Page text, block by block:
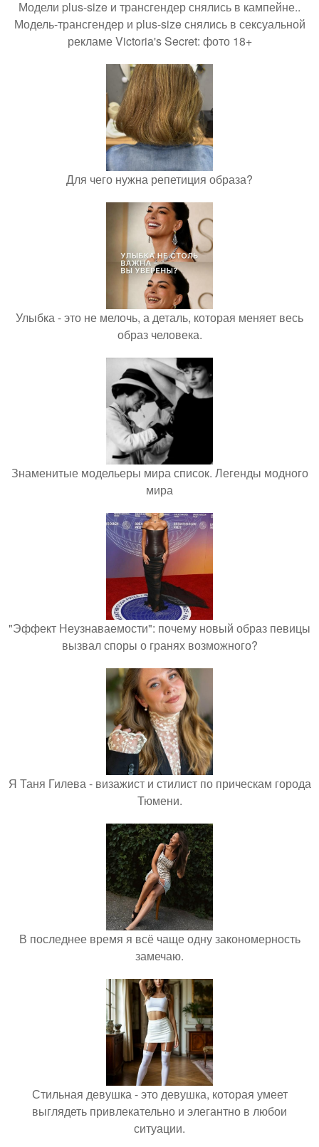
Модели plus-size и трансгендер снялись в кампейне..
Модель-трансгендер и plus-size снялись в сексуальной
рекламе Victoria's Secret: фото 18+
Для чего нужна репетиция образа?
Улыбка - это не мелочь, а деталь, которая меняет весь
образ человека.
Знаменитые модельеры мира список. Легенды модного
мира
"Эффект Неузнаваемости": почему новый образ певицы
вызвал споры о гранях возможного?
Я Таня Гилева - визажист и стилист по прическам города
Тюмени.
В последнее время я всё чаще одну закономерность
замечаю.
Стильная девушка - это девушка, которая умеет
выглядеть привлекательно и элегантно в любои
ситуации.